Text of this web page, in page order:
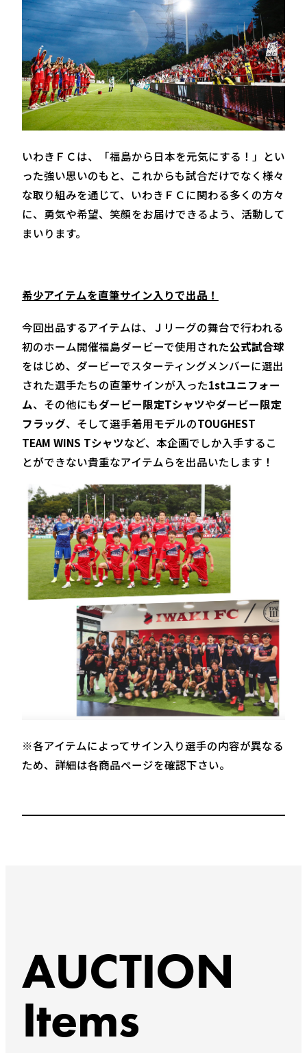
いわきＦＣは、「福島から日本を元気にする！」とい
った強い思いのもと、これからも試合だけでなく様々
な取り組みを通じて、いわきＦＣに関わる多くの方々
に、勇気や希望、笑顔をお届けできるよう、活動して
まいります。
希少アイテムを直筆サイン入りで出品！
今回出品するアイテムは、Ｊリーグの舞台で行われる
初のホーム開催福島ダービーで使用された公式試合球
をはじめ、ダービーでスターティングメンバーに選出
された選手たちの直筆サインが入った1stユニフォー
ム、その他にもダービー限定Tシャツやダービー限定
フラッグ、そして選手着用モデルのTOUGHEST
TEAM WINS Tシャツなど、本企画でしか入手するこ
とができない貴重なアイテムらを出品いたします！
※各アイテムによってサイン入り選手の内容が異なる
ため、詳細は各商品ページを確認下さい。
AUCTION
Items